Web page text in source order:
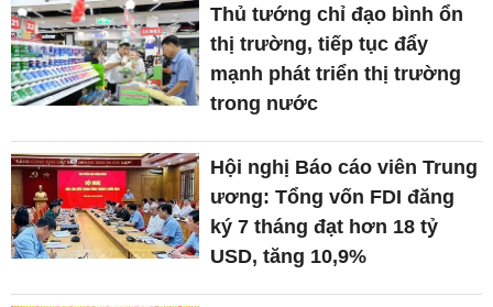
Thủ tướng chỉ đạo bình ổn
thị trường, tiếp tục đẩy
mạnh phát triển thị trường
trong nước
Hội nghị Báo cáo viên Trung
ương: Tổng vốn FDI đăng
ký 7 tháng đạt hơn 18 tỷ
USD, tăng 10,9%